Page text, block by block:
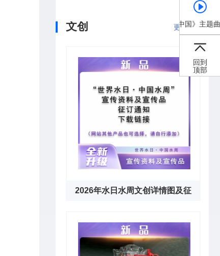
《节水中国》主题曲
回到
顶部
文创 更多
2026年水日水周文创详情图及征